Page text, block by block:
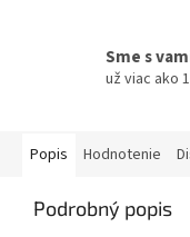
Sme s
už viac ako
Popis Hodnotenie
Podrobný popis